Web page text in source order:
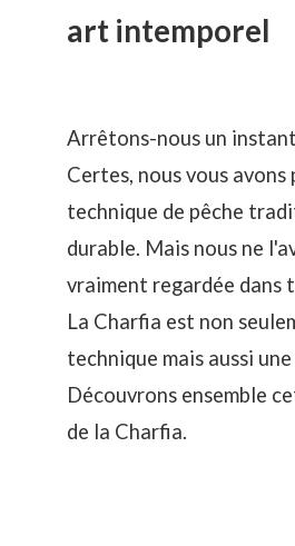
art intemporel
Arrêtons-nous un
Certes, nous vous
technique de pêche
durable. Mais nous ne
vraiment regardée dans
La Charfia est non
technique mais aussi
Découvrons ensemble
de la Charfia.